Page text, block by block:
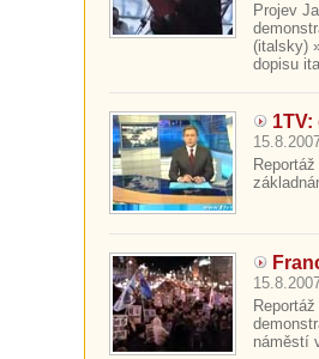
Projev
(italsky)
dopisu
náměstí